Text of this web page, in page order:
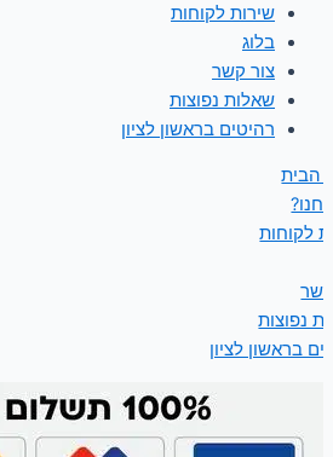
שירות לקוחות
בלוג
צור קשר
שאלות נפוצות
רהיטים בראשון לציון
הבית
לקוחות
נפוצות
בראשון לציון